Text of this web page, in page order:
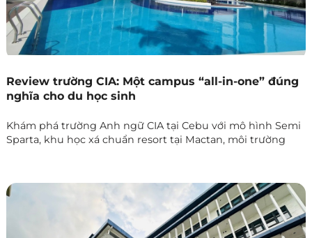
Review trường CIA: Một campus “all-in-one” đúng
nghĩa cho du học sinh
Khám phá trường Anh ngữ CIA tại Cebu với mô hình Semi
Sparta, khu học xá chuẩn resort tại Mactan, môi trường
Philippines.